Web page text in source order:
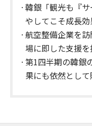
韓銀「観光も『
やしてこそ成長効
航空整備企業を
場に即した支援を
第1四半期の韓銀
果にも依然とし